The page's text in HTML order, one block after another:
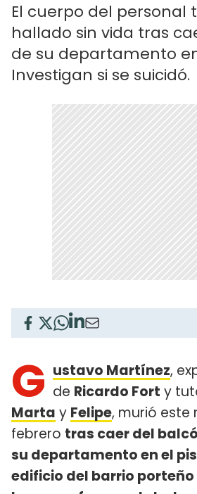
El cuerpo del personal
hallado sin vida tras
de su departamento
Investigan si se suicidó.
G ustavo Martínez,
de Ricardo Fort y
Marta y Felipe, murió este
febrero tras caer del
su departamento en el
edificio del barrio